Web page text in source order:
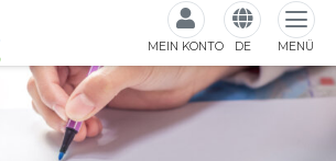
MEIN KONTO DE MENÜ